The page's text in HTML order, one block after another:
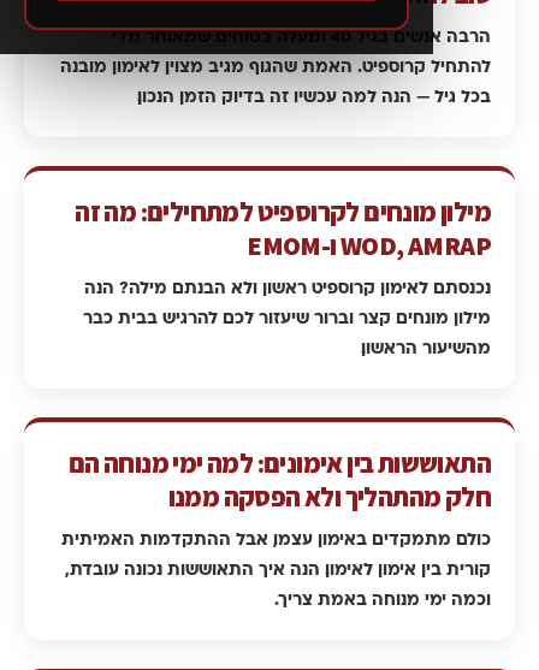
הרבה אנשים בגיל 40 ומעלה בטוחים שמאוחר מדי
להתחיל קרוספיט. האמת שהגוף מגיב מצוין לאימון מובנה
בכל גיל — הנה למה עכשיו זה בדיוק הזמן הנכון.
מילון מונחים לקרוספיט למתחילים: מה זה
WOD, AMRAP ו-EMOM
נכנסתם לאימון קרוספיט ראשון ולא הבנתם מילה? הנה
מילון מונחים קצר וברור שיעזור לכם להרגיש בבית כבר
מהשיעור הראשון.
התאוששות בין אימונים: למה ימי מנוחה הם
חלק מהתהליך ולא הפסקה ממנו
כולם מתמקדים באימון עצמו, אבל ההתקדמות האמיתית
קורית בין אימון לאימון. הנה איך התאוששות נכונה עובדת,
וכמה ימי מנוחה באמת צריך.